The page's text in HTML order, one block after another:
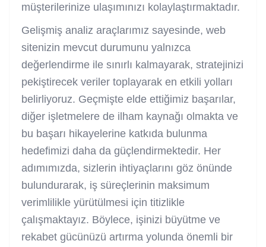
müşterilerinize ulaşımınızı kolaylaştırmaktadır.
Gelişmiş analiz araçlarımız sayesinde, web
sitenizin mevcut durumunu yalnızca
değerlendirme ile sınırlı kalmayarak, stratejinizi
pekiştirecek veriler toplayarak en etkili yolları
belirliyoruz. Geçmişte elde ettiğimiz başarılar,
diğer işletmelere de ilham kaynağı olmakta ve
bu başarı hikayelerine katkıda bulunma
hedefimizi daha da güçlendirmektedir. Her
adımımızda, sizlerin ihtiyaçlarını göz önünde
bulundurarak, iş süreçlerinin maksimum
verimlilikle yürütülmesi için titizlikle
çalışmaktayız. Böylece, işinizi büyütme ve
rekabet gücünüzü artırma yolunda önemli bir